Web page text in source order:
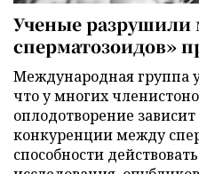
Ученые разрушили
сперматозоидов»
Международная группа
что у многих
оплодотворение
конкуренции между
способности